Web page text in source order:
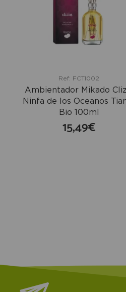
Ref: FCTI002
Ambientador Mikado
Ninfa de los Oceanos
Bio 100ml
15,49€